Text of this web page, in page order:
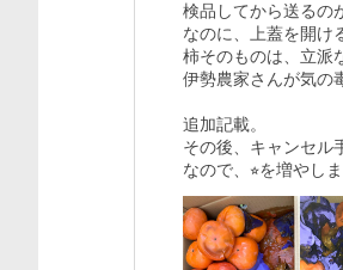
検品してから送るの
なのに、上蓋を開け
柿そのものは、立派
伊勢農家さんが気の
追加記載。
その後、キャンセル